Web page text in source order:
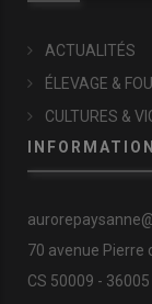
ACTUALITÉS
ÉLEVAGE &
CULTURES &
70 avenue Pierre
CS 50009 - 36005